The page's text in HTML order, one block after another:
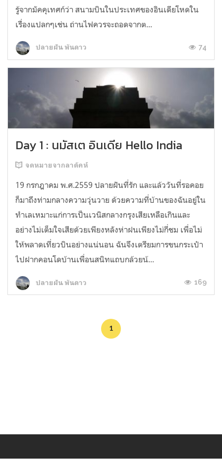
รู้จากมัคคุเทศก์ว่า สนามบินในประเทศของอินเดียโหดใน
เรื่องแปลกๆเช่น ถ่านไฟควรจะถอดจากต...
ปลายฝัน พันดาว 74
Day 1 : นมัสเต อินเดีย Hello India
จดหมายจากลาดัคห์
19 กรกฎาคม พ.ศ.2559 ปลายฝันที่รัก และแล้ววันที่รอคอย
ก็มาถึงท่ามกลางความวุ่นวาย ด้วยความที่บ้านของฉันอยู่ใน
ทำเลเหมาะแก่การเป็นเวนิสกลางกรุงเสียเหลือเกินและ
อย่างไม่เต็มใจเสียด้วยเพียงหลังห่าฝนเพียงไม่กี่ชม เพื่อไม่
ให้พลาดเที่ยวบินอย่างแน่นอน ฉันจึงเตรียมการขนกระเป๋า
ไปฝากคอนโดบ้านเพื่อนสนิทแถบกล้วยน้...
ปลายฝัน พันดาว 169
1